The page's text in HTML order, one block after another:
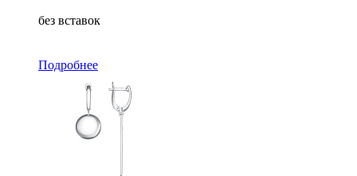
без вставок
Подробнее